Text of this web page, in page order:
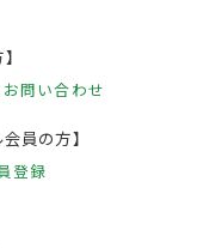
お問い合わせ
員の方】
登録